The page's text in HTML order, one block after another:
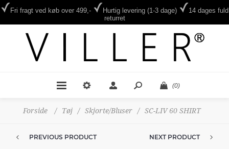
Fri fragt ved køb over 499,- Hurtig levering (1-3 dage)
14 dages fuld
returret
(0)
Forside / Tøj / Skjorte/Bluser / SC-LIV 60 SHIRT
PREVIOUS PRODUCT NEXT PRODUCT